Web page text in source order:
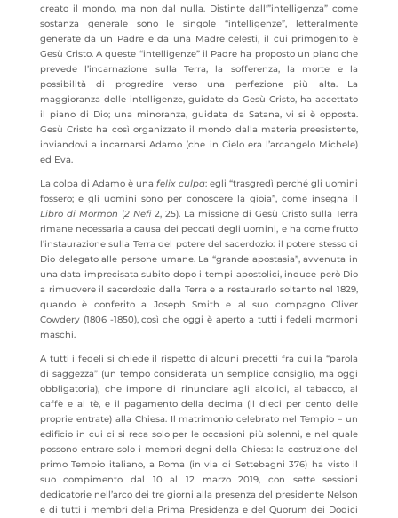
creato il mondo, ma non dal nulla. Distinte dall'”intelligenza” come
sostanza generale sono le singole “intelligenze”, letteralmente
generate da un Padre e da una Madre celesti, il cui primogenito è
Gesù Cristo. A queste “intelligenze” il Padre ha proposto un piano che
prevede l’incarnazione sulla Terra, la sofferenza, la morte e la
possibilità di progredire verso una perfezione più alta. La
maggioranza delle intelligenze, guidate da Gesù Cristo, ha accettato
il piano di Dio; una minoranza, guidata da Satana, vi si è opposta.
Gesù Cristo ha così organizzato il mondo dalla materia preesistente,
inviandovi a incarnarsi Adamo (che in Cielo era l’arcangelo Michele)
ed Eva.
La colpa di Adamo è una felix culpa: egli “trasgredì perché gli uomini
fossero; e gli uomini sono per conoscere la gioia”, come insegna il
Libro di Mormon (2 Nefi2, 25). La missione di Gesù Cristo sulla Terra
rimane necessaria a causa dei peccati degli uomini, e ha come frutto
l’instaurazione sulla Terra del potere del sacerdozio: il potere stesso di
Dio delegato alle persone umane. La “grande apostasia”, avvenuta in
una data imprecisata subito dopo i tempi apostolici, induce però Dio
a rimuovere il sacerdozio dalla Terra e a restaurarlo soltanto nel 1829,
quando è conferito a Joseph Smith e al suo compagno Oliver
Cowdery (1806 -1850), così che oggi è aperto a tutti i fedeli mormoni
maschi.
A tutti i fedeli si chiede il rispetto di alcuni precetti fra cui la “parola
di saggezza” (un tempo considerata un semplice consiglio, ma oggi
obbligatoria), che impone di rinunciare agli alcolici, al tabacco, al
caffè e al tè, e il pagamento della decima (il dieci per cento delle
proprie entrate) alla Chiesa. Il matrimonio celebrato nel Tempio – un
edificio in cui ci si reca solo per le occasioni più solenni, e nel quale
possono entrare solo i membri degni della Chiesa: la costruzione del
primo Tempio italiano, a Roma (in via di Settebagni 376) ha visto il
suo compimento dal 10 al 12 marzo 2019, con sette sessioni
dedicatorie nell’arco dei tre giorni alla presenza del presidente Nelson
e di tutti i membri della Prima Presidenza e del Quorum dei Dodici